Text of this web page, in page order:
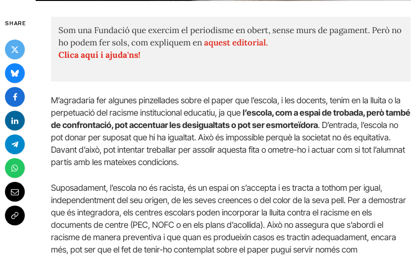
SHARE
Som una Fundació que exercim el periodisme en obert, sense murs de pagament. Però no
ho podem fer sols, com expliquem enaquest editorial.
Clica aquí i ajuda'ns!
M’agradaria fer algunes pinzellades sobre el paper que l’escola, i les docents, tenim en la lluita o la
perpetuació del racisme institucional educatiu, ja que l’escola, com a espai de trobada, però també
de confrontació, pot accentuar les desigualtats o pot ser esmorteïdora. D’entrada, l’escola no
pot donar per suposat que hi ha igualtat. Això és impossible perquè la societat no és equitativa.
Davant d’això, pot intentar treballar per assolir aquesta fita o ometre-ho i actuar com si tot l’alumnat
partís amb les mateixes condicions.
Suposadament, l’escola no és racista, és un espai on s’accepta i es tracta a tothom per igual,
independentment del seu origen, de les seves creences o del color de la seva pell. Per a demostrar
que és integradora, els centres escolars poden incorporar la lluita contra el racisme en els
documents de centre (PEC, NOFC o en els plans d’acollida). Això no assegura que s’abordi el
racisme de manera preventiva i que quan es produeixin casos es tractin adequadament, encara
més, pot ser que el fet de tenir-ho contemplat sobre el paper pugui servir només com